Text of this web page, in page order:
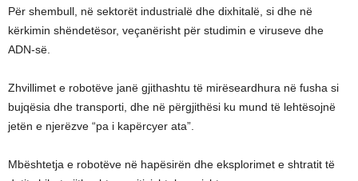
Për shembull, në sektorët industrialë dhe dixhitalë, si dhe në
kërkimin shëndetësor, veçanërisht për studimin e viruseve dhe
ADN-së.
Zhvillimet e robotëve janë gjithashtu të mirëseardhura në fusha si
bujqësia dhe transporti, dhe në përgjithësi ku mund të lehtësojnë
jetën e njerëzve “pa i kapërcyer ata”.
Mbështetja e robotëve në hapësirën dhe eksplorimet e shtratit të